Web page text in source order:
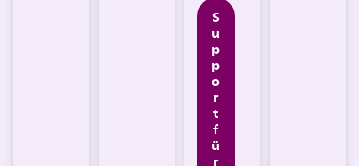
S
u
p
p
o
r
t
f
ü
r